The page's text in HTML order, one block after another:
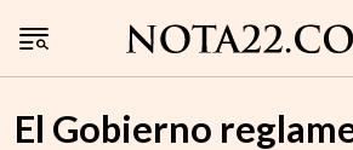
El Gobierno